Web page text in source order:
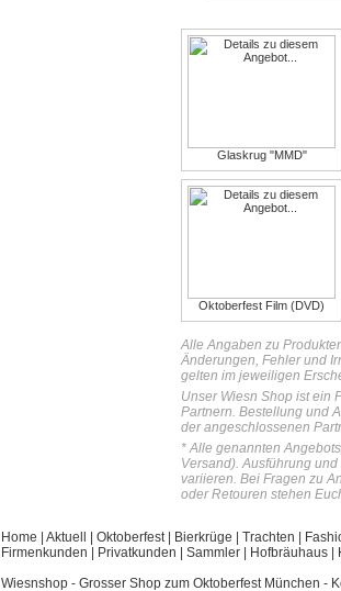
Glaskrug "MMD"
Oktoberfest Film (DVD)
Alle Angaben zu
Änderungen, Fehler und
gelten im jeweiligen
Unser Wiesn Shop ist ein
Partnern. Bestellung und
der angeschlossenen
* Alle genannten
Versand). Ausführung
variieren. Bei Fragen zu
oder Retouren stehen
Home Aktuell Oktoberfest| Bierkrüge Trachten
Firmenkunden
Privatkunden Sammler Hofbräuhaus
Wiesnshop - Grosser Shop zum Oktoberfest München -